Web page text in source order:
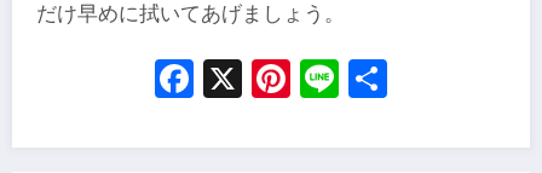
だけ早めに拭いてあげましょう。
Facebook
X Pinterest
Line